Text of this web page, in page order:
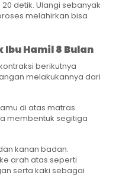
detik. Ulangi sebanyak
melahirkan bisa
Hamil 8 Bulan
berikutnya
melakukannya dari
di atas matras.
membentuk segitiga
kanan badan.
arah atas seperti
serta kaki sebagai